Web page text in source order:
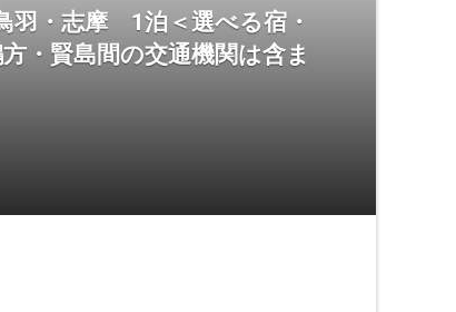
羽・志摩 1泊＜選べる宿・
・賢島間の交通機関は含ま